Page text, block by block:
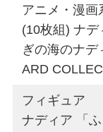
アニメ・漫画
(10枚組) ナデ
ぎの海のナデ
ARD
フィギュア
ナディア 「